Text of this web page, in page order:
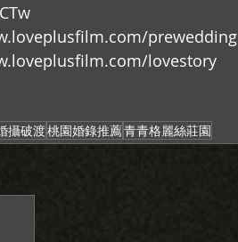
prewedding
lovestory
攝破渡桃園婚錄推薦青青格麗絲莊園